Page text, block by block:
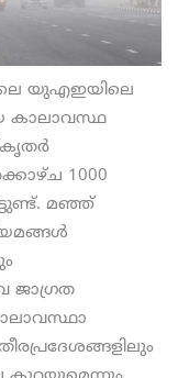
യുഎഇയിലെ
കാലാവസ്ഥ
1000
മഞ്ഞ്
ജാഗ്രത